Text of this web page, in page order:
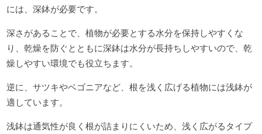
には、深鉢が必要です。
深さがあることで、植物が必要とする水分を保持しやすくな
り、乾燥を防ぐとともに深鉢は水分が長持ちしやすいので、乾
燥しやすい環境でも役立ちます。
逆に、サツキやベゴニアなど、根を浅く広げる植物には浅鉢が
適しています。
浅鉢は通気性が良く根が詰まりにくいため、浅く広がるタイプ